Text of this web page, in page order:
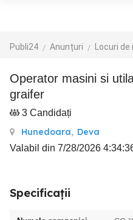
Publi24 Anunțuri Locuri
Operator masini si utilaje grele ,excavator
graifer
3 Candidați
Hunedoara, Deva
Valabil din 7/28/2026
Specificații